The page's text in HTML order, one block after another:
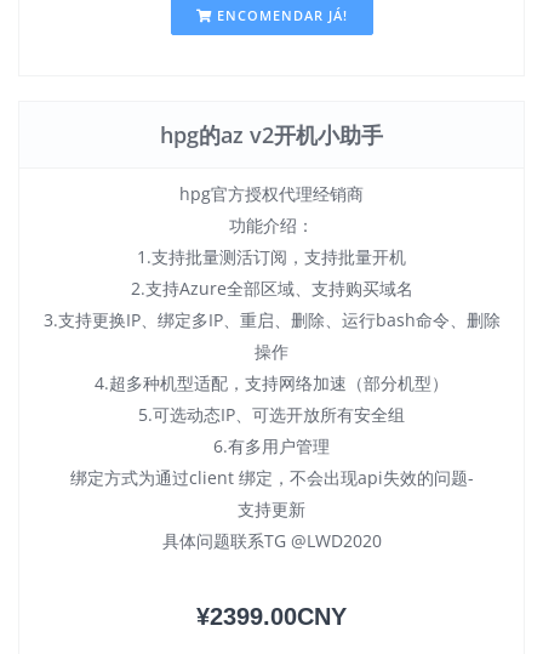
ENCOMENDAR JÁ!
hpg的az v2开机小助手
hpg官方授权代理经销商
功能介绍：
1.支持批量测活订阅，支持批量开机
2.支持Azure全部区域、支持购买域名
3.支持更换IP、绑定多IP、重启、删除、运行bash命令、删除
操作
4.超多种机型适配，支持网络加速（部分机型）
5.可选动态IP、可选开放所有安全组
6.有多用户管理
绑定方式为通过client 绑定，不会出现api失效的问题-
支持更新
具体问题联系TG @LWD2020
¥2399.00CNY